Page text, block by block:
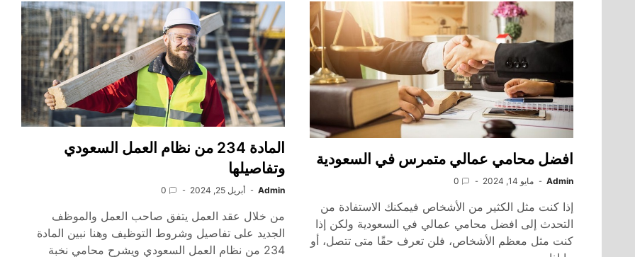
افضل محامي عمالي متمرس في السعودية
Admin مايو 14, 2024 0
إذا كنت مثل الكثير من الأشخاص فيمكنك الاستفادة من
التحدث إلى افضل محامي عمالي في السعودية ولكن إذا
كنت مثل معظم الأشخاص، فلن تعرف حقًا متى تتصل، أو
المادة 234 من نظام العمل السعودي
وتفاصيلها
Admin أبريل 25, 2024 0
من خلال عقد العمل يتفق صاحب العمل والموظف
الجديد على تفاصيل وشروط التوظيف وهنا نبين المادة
234 من نظام العمل السعودي ويشرح محامي نخبة